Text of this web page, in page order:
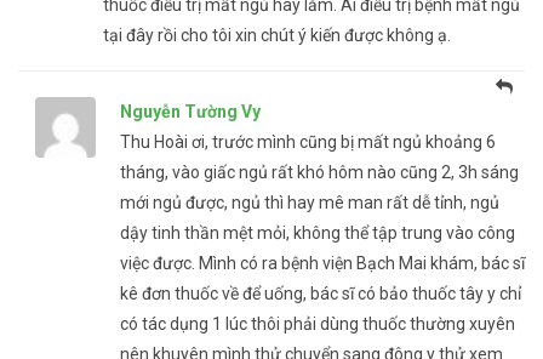
thuốc điều trị mất ngủ hay lắm. Ai điều trị bệnh mất ngủ
tại đây rồi cho tôi xin chút ý kiến được không ạ.
Nguyễn Tường Vy
Thu Hoài ơi, trước mình cũng bị mất ngủ khoảng 6
tháng, vào giấc ngủ rất khó hôm nào cũng 2, 3h sáng
mới ngủ được, ngủ thì hay mê man rất dễ tỉnh, ngủ
dậy tinh thần mệt mỏi, không thể tập trung vào công
việc được. Mình có ra bệnh viện Bạch Mai khám, bác sĩ
kê đơn thuốc về để uống, bác sĩ có bảo thuốc tây y chỉ
có tác dụng 1 lúc thôi phải dùng thuốc thường xuyên
nên khuyên mình thử chuyển sang đông y thử xem